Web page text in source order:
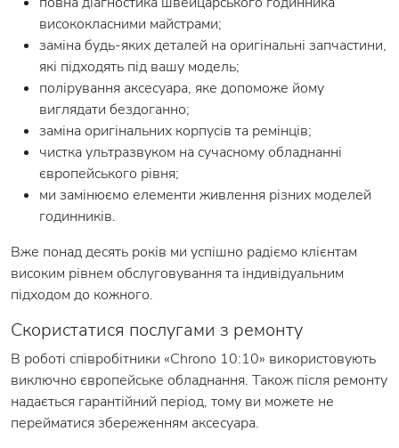
висококласними майстрами;
заміна будь-яких деталей на оригінальні запчастини,
які підходять під вашу модель;
полірування аксесуара, яке допоможе йому
виглядати бездоганно;
заміна оригінальних корпусів та ремінців;
чистка ультразвуком на сучасному обладнанні
європейського рівня;
ми замінюємо елементи живлення різних моделей
годинників.
Вже понад десять років ми успішно радіємо клієнтам
високим рівнем обслуговування та індивідуальним
підходом до кожного.
Скористатися послугами з ремонту
В роботі співробітники «Chrono 10:10» використовують
виключно європейське обладнання. Також після ремонту
надається гарантійний період, тому ви можете не
перейматися збереженням аксесуара.